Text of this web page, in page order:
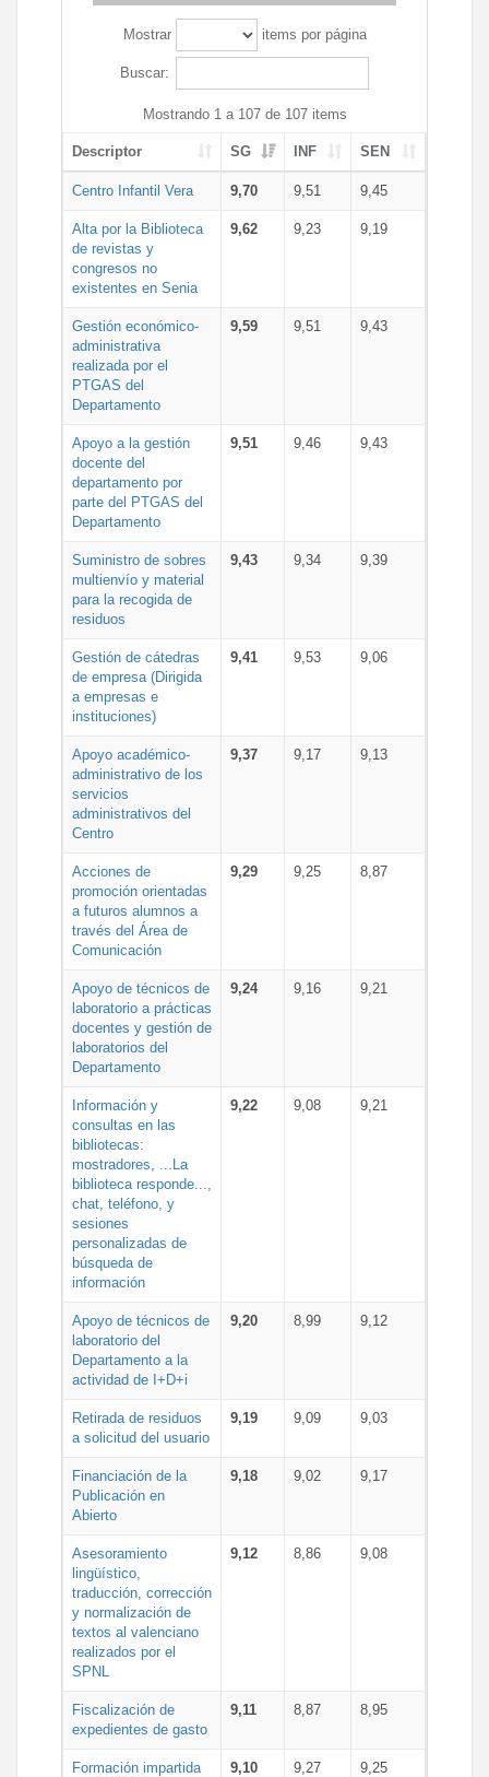
Mostrar items por página
Buscar:
Mostrando 1 a 107 de 107 items
Descriptor SG INF SEN
Centro Infantil Vera 9,70 9,51 9,45
Alta por la Biblioteca
de revistas y
congresos no
existentes en Senia
9,62 9,23 9,19
Gestión económico-
administrativa
realizada por el
PTGAS del
Departamento
9,59 9,51 9,43
Apoyo a la gestión
docente del
departamento por
parte del PTGAS del
Departamento
9,51 9,46 9,43
Suministro de sobres
multienvío y material
para la recogida de
residuos
9,43 9,34 9,39
Gestión de cátedras
de empresa (Dirigida
a empresas e
instituciones)
9,41 9,53 9,06
Apoyo académico-
administrativo de los
servicios
administrativos del
Centro
9,37 9,17 9,13
Acciones de
promoción orientadas
a futuros alumnos a
través del Área de
Comunicación
9,29 9,25 8,87
Apoyo de técnicos de
laboratorio a prácticas
docentes y gestión de
laboratorios del
Departamento
9,24 9,16 9,21
Información y
consultas en las
bibliotecas:
mostradores, ...La
biblioteca responde...,
chat, teléfono, y
sesiones
personalizadas de
búsqueda de
información
9,22 9,08 9,21
Apoyo de técnicos de
laboratorio del
Departamento a la
actividad de I+D+i
9,20 8,99 9,12
Retirada de residuos
a solicitud del usuario
9,19 9,09 9,03
Financiación de la
Publicación en
Abierto
9,18 9,02 9,17
Asesoramiento
lingüístico,
traducción, corrección
y normalización de
textos al valenciano
realizados por el
SPNL
9,12 8,86 9,08
Fiscalización de
expedientes de gasto
9,11 8,87 8,95
Formación impartida
9,10 9,27 9,25